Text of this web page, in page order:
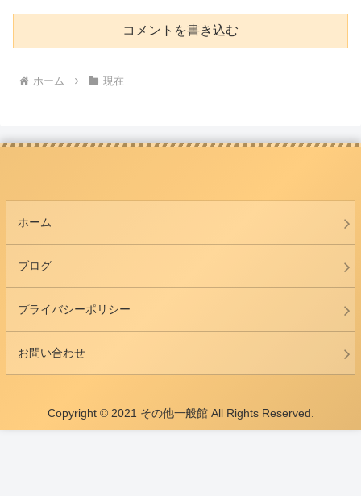
コメントを書き込む
ホーム 現在
ホーム
ブログ
プライバシーポリシー
お問い合わせ
Copyright © 2021 その他一般館 All Rights Reserved.